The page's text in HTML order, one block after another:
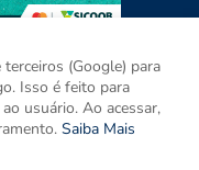
Mídia Kit
(Google) para
Isso é feito para
usuário. Ao acessar,
Saiba Mais